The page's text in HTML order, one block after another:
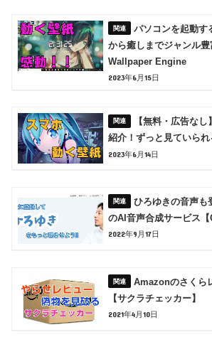
パソコンを起動す
から癒しまでジャンル豊
Wallpaper Engine
2023年6月15日
【無料・広告な
紹介！ずっと見ていられ
2023年6月14日
ひろゆきの音声も
のAI音声合成サービス【
2022年9月17日
Amazonのさくら
【サクラチェッカー】
2021年4月10日